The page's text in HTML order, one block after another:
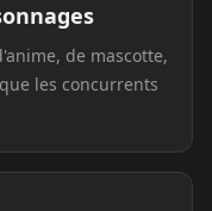
de mascotte,
les concurrents